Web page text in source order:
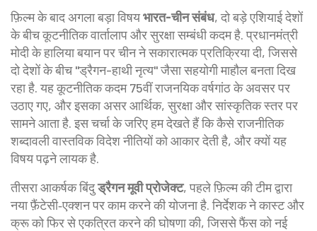
फ़िल्म के बाद अगला बड़ा विषयभारत-चीन संबंध,दो बड़े एशियाई देशों
के बीच कूटनीतिक वार्तालाप और सुरक्षा सम्बंधी कदमहै. प्रधानमंत्री
मोदी के हालिया बयान पर चीन ने सकारात्मक प्रतिक्रिया दी, जिससे
दो देशों के बीच "ड्रैगन-हाथी नृत्य" जैसा सहयोगी माहौल बनता दिख
रहा है. यह कूटनीतिक कदम 75वीं राजनयिक वर्षगांठ के अवसर पर
उठाए गए, और इसका असर आर्थिक, सुरक्षा और सांस्कृतिक स्तर पर
सामने आता है. इस चर्चा के जरिए हम देखते हैं कि कैसे राजनीतिक
शब्दावली वास्तविक विदेश नीतियों को आकार देती है, और क्यों यह
विषय पढ़ने लायक है.
तीसरा आकर्षक बिंदुड्रैगन मूवी प्रोजेक्ट,पहले फ़िल्म की टीम द्वारा
नया फ़ैंटेसी‑एक्शन पर काम करने की योजनाहै. निर्देशक ने कास्ट और
क्रू को फिर से एकत्रित करने की घोषणा की, जिससे फैंस को नई